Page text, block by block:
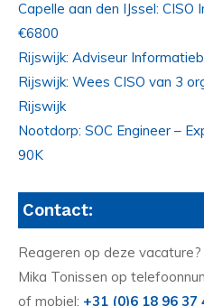
Capelle aan den IJssel:
€6800
Rijswijk: Adviseur
Rijswijk: Wees CISO van 3
Rijswijk
Nootdorp: SOC Engineer –
90K
Contact:
Reageren op deze
Mika Tonissen op
of mobiel: +31 (0)6 18 96 37